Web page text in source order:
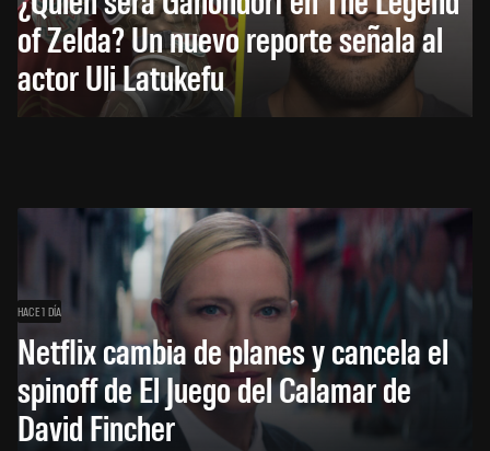
of Zelda? Un nuevo reporte señala al
actor Uli Latukefu
HACE 1 DÍA
Netflix cambia de planes y cancela el
spinoff de El Juego del Calamar de
David Fincher